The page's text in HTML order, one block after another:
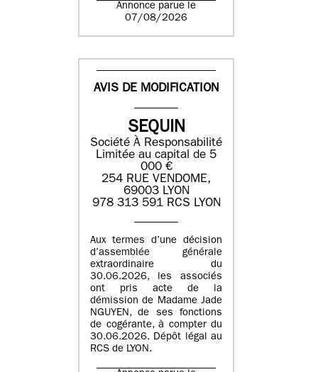
Annonce parue le
07/08/2026
AVIS DE MODIFICATION
SEQUIN
Société À Responsabilité
Limitée au capital de 5
000 €
254 RUE VENDOME,
69003 LYON
978 313 591 RCS LYON
Aux termes d’une décision
d’assemblée générale
extraordinaire du
30.06.2026, les associés
ont pris acte de la
démission de Madame Jade
NGUYEN, de ses fonctions
de cogérante, à compter du
30.06.2026. Dépôt légal au
RCS de LYON.